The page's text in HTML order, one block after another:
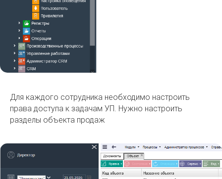
Для каждого сотрудника необходимо настроить
права доступа к задачам УП. Нужно настроить
разделы объекта продаж